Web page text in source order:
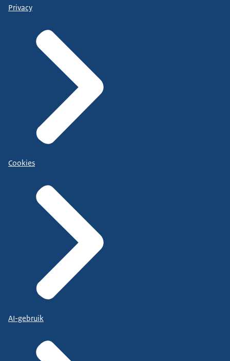
Privacy
Cookies
AI-gebruik